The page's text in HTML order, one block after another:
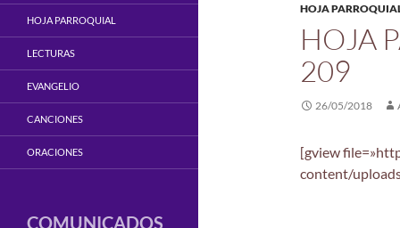
HOJA
HOJA
209
26/05/2018
[gview
content/
HOJA PARROQUIAL
LECTURAS
EVANGELIO
CANCIONES
ORACIONES
COMUNICADOS